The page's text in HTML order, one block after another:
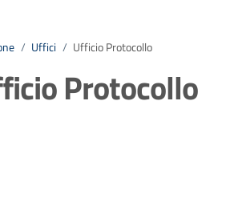
/ Uffici / Ufficio Protocollo
Protocollo